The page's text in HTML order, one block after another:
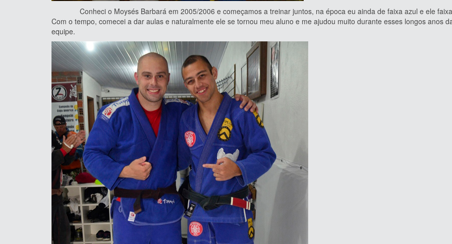
Conheci o Moysés Barbará em 2005/2006 e começamos a treinar juntos, na época eu ainda de faixa azul e ele
Com o tempo, comecei a dar aulas e naturalmente ele se tornou meu aluno e me ajudou muito durante esses longos anos
equipe.